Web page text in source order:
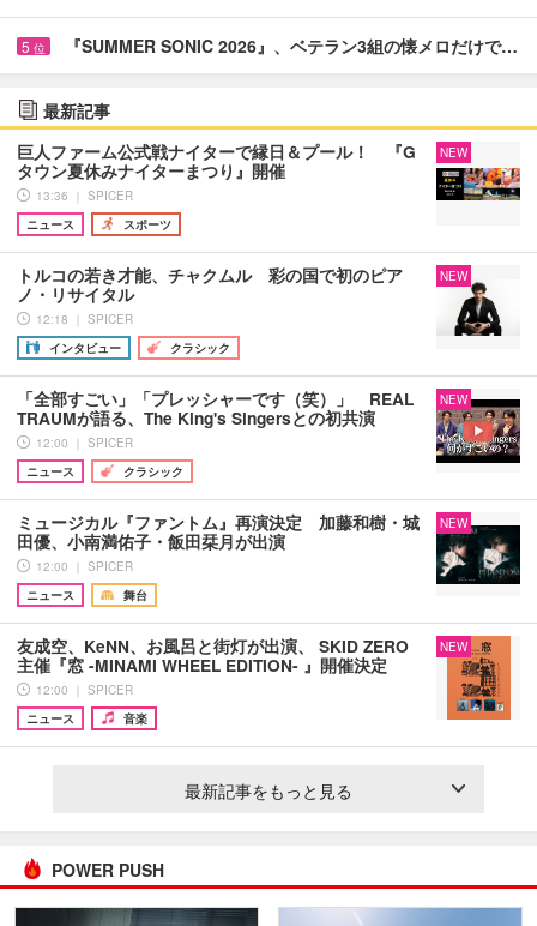
5 位 『SUMMER SONIC 2026』、ベテラン3組の懐メロだけで…
最新記事
巨人ファーム公式戦ナイターで縁日＆プール！ 『G
タウン夏休みナイターまつり』開催
13:36 ｜ SPICER
ニュース
スポーツ
NEW
トルコの若き才能、チャクムル 彩の国で初のピア
ノ・リサイタル
12:18 ｜ SPICER
インタビュー
クラシック
NEW
「全部すごい」「プレッシャーです（笑）」 REAL
TRAUMが語る、The King's Singersとの初共演
12:00 ｜ SPICER
ニュース
クラシック
NEW
ミュージカル『ファントム』再演決定 加藤和樹・城
田優、小南満佑子・飯田栞月が出演
12:00 ｜ SPICER
ニュース
舞台
NEW
友成空、KeNN、お風呂と街灯が出演、 SKID ZERO
主催『窓 -MINAMI WHEEL EDITION- 』開催決定
12:00 ｜ SPICER
ニュース
音楽
NEW
最新記事をもっと見る
POWER PUSH